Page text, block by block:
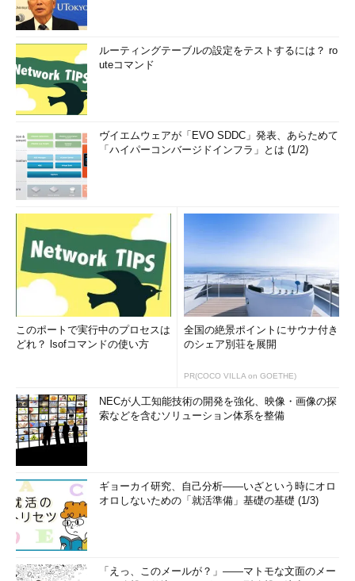
ルーティングテーブルの設定をテストするには？ ro
uteコマンド
ヴイエムウェアが「EVO SDDC」発表、あらためて
「ハイパーコンバージドインフラ」とは (1/2)
このポートで実行中のプロセスは
どれ？ lsofコマンドの使い方
全国の絶景ポイントにサウナ付き
のシェア別荘を展開
PR(COCO VILLA on GOETHE)
NECが人工知能技術の開発を強化、映像・画像の探
索などを含むソリューション体系を整備
ギョーカイ研究、自己分析――いざという時にオロ
オロしないための「就活準備」基礎の基礎 (1/3)
「えっ、このメールが？」――マトモな文面のメー